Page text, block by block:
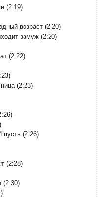
(2:19)
возраст (2:20)
замуж (2:20)
(2:22)
(2:23)
пусть (2:26)
(2:28)
(2:30)